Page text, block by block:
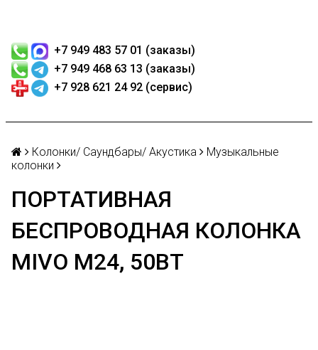
+7 949 483 57 01 (заказы)
+7 949 468 63 13 (заказы)
+7 928 621 24 92 (сервис)
Колонки/ Саундбары/ Акустика
Музыкальные
колонки
ПОРТАТИВНАЯ
БЕСПРОВОДНАЯ КОЛОНКА
MIVO M24, 50ВТ